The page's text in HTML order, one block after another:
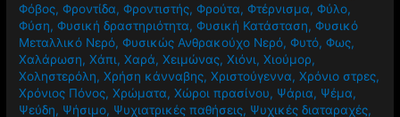
Φόβος,Φροντίδα,Φροντιστής,Φρούτα,Φτέρνισμα,Φύλο,
Φύση,Φυσική δραστηριότητα,Φυσική Κατάσταση,Φυσικό
Μεταλλικό Νερό,Φυσικώς Ανθρακούχο Νερό,Φυτό,Φως,
Χαλάρωση,Χάπι,Χαρά,Χειμώνας,Χιόνι,Χιούμορ,
Χοληστερόλη,Χρήση κάνναβης,Χριστούγεννα,Χρόνιο στρες,
Χρόνιος Πόνος,Χρώματα,Χώροι πρασίνου, Ψάρια, Ψέμα,
Ψεύδη, Ψήσιμο, Ψυχιατρικές παθήσεις, Ψυχικές διαταραχές,